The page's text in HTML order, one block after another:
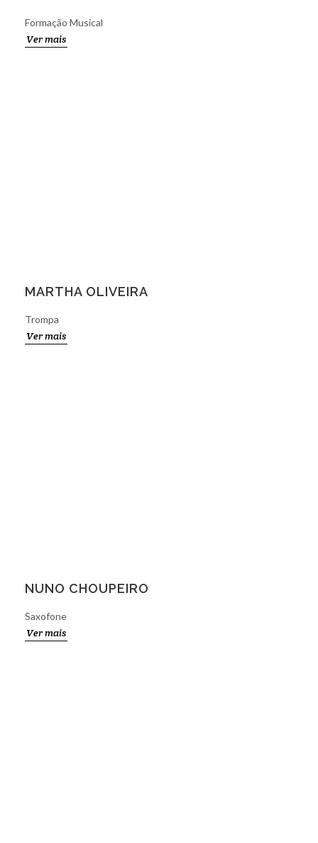
Formação Musical
Ver mais
MARTHA OLIVEIRA
Trompa
Ver mais
NUNO CHOUPEIRO
Saxofone
Ver mais